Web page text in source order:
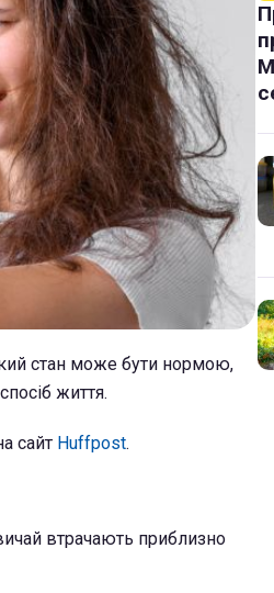
стан може бути нормою,
життя.
сайт Huffpost.
втрачають приблизно